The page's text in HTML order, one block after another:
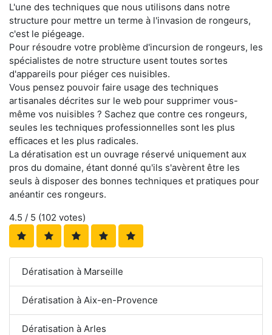
L'une des techniques que nous utilisons dans notre
structure pour mettre un terme à l'invasion de rongeurs,
c'est le piégeage.
Pour résoudre votre problème d'incursion de rongeurs, les
spécialistes de notre structure usent toutes sortes
d'appareils pour piéger ces nuisibles.
Vous pensez pouvoir faire usage des techniques
artisanales décrites sur le web pour supprimer vous-
même vos nuisibles ? Sachez que contre ces rongeurs,
seules les techniques professionnelles sont les plus
efficaces et les plus radicales.
La dératisation est un ouvrage réservé uniquement aux
pros du domaine, étant donné qu'ils s'avèrent être les
seuls à disposer des bonnes techniques et pratiques pour
anéantir ces rongeurs.
4.5 / 5 (102 votes)
Dératisation à Marseille
Dératisation à Aix-en-Provence
Dératisation à Arles